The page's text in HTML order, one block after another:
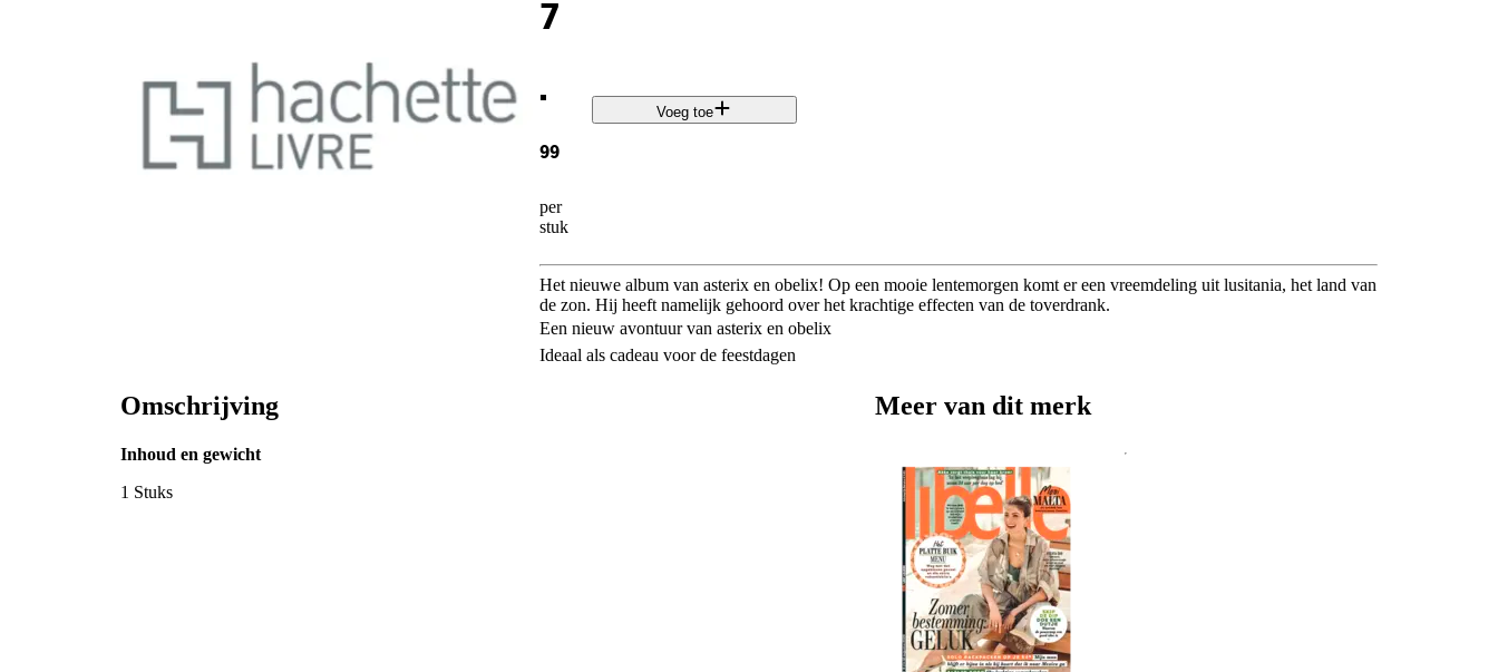
7
.
99
per
stuk
Voeg toe
Het nieuwe album van asterix en obelix! Op een mooie lentemorgen komt er een vreemdeling uit lusitania, het land van
de zon. Hij heeft namelijk gehoord over het krachtige effecten van de toverdrank.
Een nieuw avontuur van asterix en obelix
Ideaal als cadeau voor de feestdagen
Omschrijving
Inhoud en gewicht
1 Stuks
Meer van dit merk